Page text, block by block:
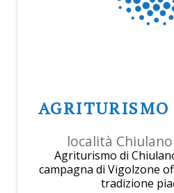
località
Agriturismo di
campagna di Vigolzone
tradizione